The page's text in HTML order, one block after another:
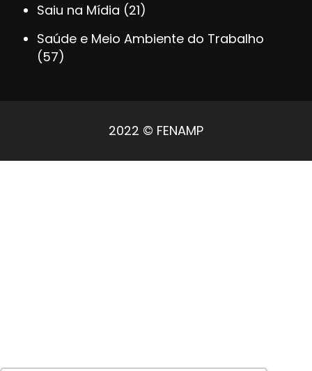
Saiu na Mídia (21)
Saúde e Meio Ambiente do Trabalho
(57)
2022 © FENAMP